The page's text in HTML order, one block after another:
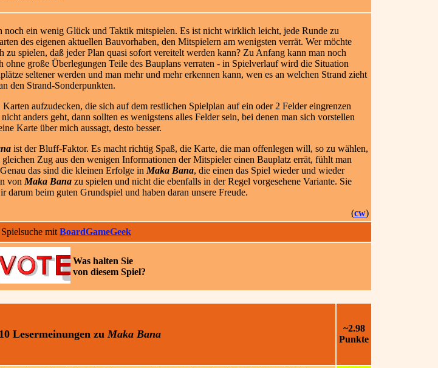
ein wenig Glück und Taktik mitspielen. Es ist nicht wirklich leicht, jede Runde zu
des eigenen aktuellen Bauvorhaben, den Mitspielern am wenigsten verrät. Wer möchte
zu spielen, daß jeder Plan quasi sofort vereitelt werden kann? Zu Anfang kann man noch
ohne große Überlegungen Teile des Bauplans verraten - in Spielverlauf wird die Situation
seltener werden und man mehr und mehr erkennen kann, wen es an welchen Strand zieht
den Strand-Sonderpunkten.
aufzudecken, die sich auf dem restlichen Spielplan auf ein oder 2 Felder eingrenzen
anders geht, dann sollten es wenigstens alles Felder sein, bei denen man sich vorstellen
Karte über mich aussagt, desto besser.
ist der Bluff-Faktor. Es macht richtig Spaß, die Karte, die man offenlegen will, so zu wählen,
Zug aus den wenigen Informationen der Mitspieler einen Bauplatz errät, fühlt man
das sind die kleinen Erfolge in Maka Bana, die einen das Spiel wieder und wieder
von Maka Bana zu spielen und nicht die ebenfalls in der Regel vorgesehene Variante. Sie
beim guten Grundspiel und haben daran unsere Freude.
(cw)
mit BoardGameGeek
Was halten Sie
von diesem Spiel?
LesermeinungenzuMaka Bana
~2.98
Punkte